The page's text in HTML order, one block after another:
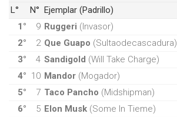
L°
N° Ejemplar (Padrillo)
1°
9 Ruggeri (Invasor)
2°
2 Que Guapo (Sultaodecascadura)
3°
4 Sandigold (Will Take Charge)
4° 10 Mandor (Mogador)
5°
7 Taco Pancho (Midshipman)
6°
5 Elon Musk (Some In Tieme)